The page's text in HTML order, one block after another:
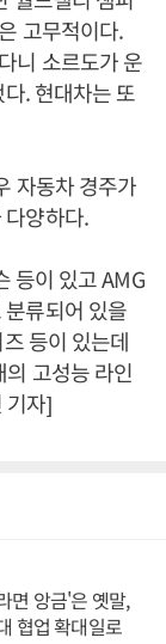
고무적이다.
니 소르도가 운
. 현대차는 또
자동차 경주가
양하다.
등이 있고 AMG
류되어 있을
등이 있는데
고성능 라인
기자]
면 앙금'은 옛말,
협업 확대일로